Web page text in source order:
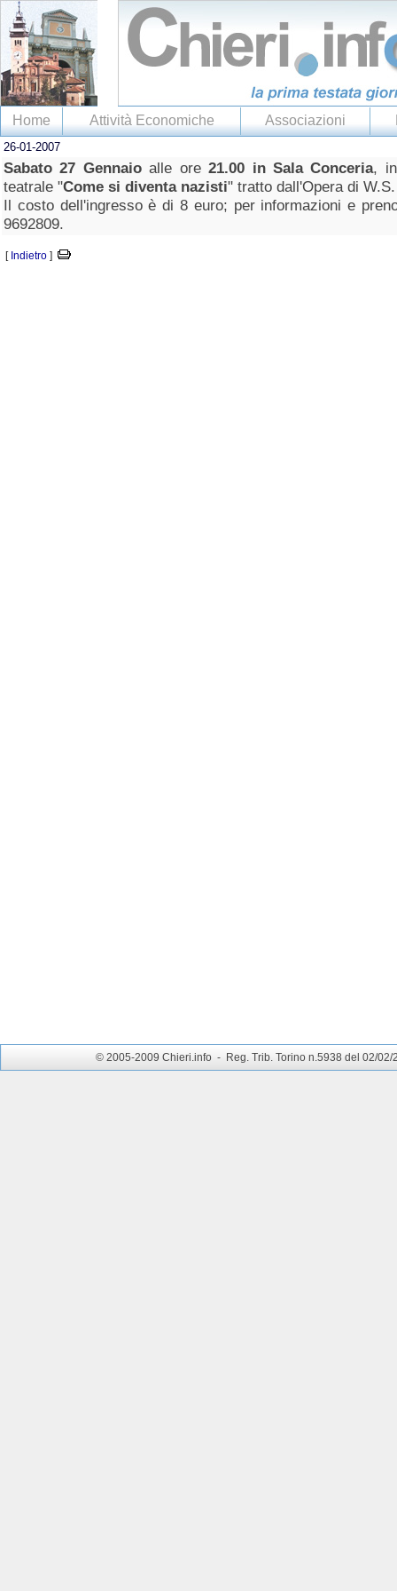
Home Attività Economiche Associazioni
26-01-2007
Sabato 27 Gennaioalle ore21.00 in Sala Conceria,
teatrale "Come si diventa nazisti" tratto dall'Opera di
Il costo dell'ingresso è di 8 euro; per informazioni e
9692809.
[ Indietro ]
© 2005-2009 Chieri.info - Reg. Trib. Torino n.5938 del 02/02/